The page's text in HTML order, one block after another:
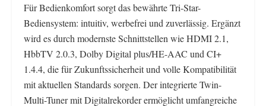
Für Bedienkomfort sorgt das bewährte Tri-Star-
Bediensystem: intuitiv, werbefrei und zuverlässig. Ergänzt
wird es durch modernste Schnittstellen wie HDMI 2.1,
HbbTV 2.0.3, Dolby Digital plus/HE-AAC und CI+
1.4.4, die für Zukunftssicherheit und volle Kompatibilität
mit aktuellen Standards sorgen. Der integrierte Twin-
Multi-Tuner mit Digitalrekorder ermöglicht umfangreiche